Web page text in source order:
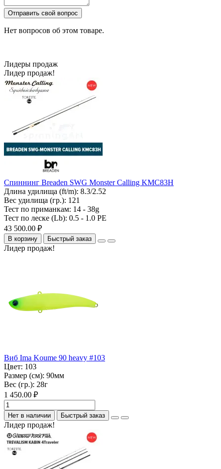
Отправить свой вопрос
Нет вопросов об этом товаре.
Лидеры продаж
Лидер продаж!
Спиннинг Breaden SWG Monster Calling KMC83H
Длина удилища (ft/m): 8.3/2.52
Вес удилища (гр.): 121
Тест по приманкам: 14 - 38g
Тест по леске (Lb): 0.5 - 1.0 PE
43 500.00 ₽
В корзину Быстрый заказ
Лидер продаж!
Виб Ima Koume 90 heavy #103
Цвет: 103
Размер (см): 90мм
Вес (гр.): 28г
1 450.00 ₽
Нет в наличии Быстрый заказ
Лидер продаж!